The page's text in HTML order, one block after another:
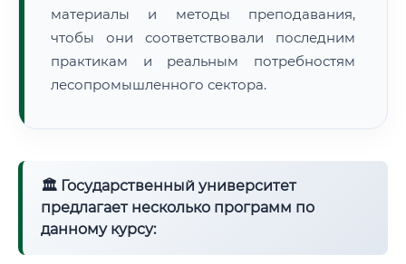
материалы и методы преподавания,
чтобы они соответствовали последним
практикам и реальным потребностям
лесопромышленного сектора.
🏛 Государственный университет
предлагает несколько программ по
данному курсу: